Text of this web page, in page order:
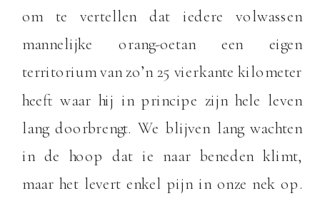
om te vertellen dat iedere volwassen
mannelijke orang-oetan een eigen
territorium van zo’n 25 vierkante kilometer
heeft waar hij in principe zijn hele leven
lang doorbrengt. We blijven lang wachten
in de hoop dat ie naar beneden klimt,
maar het levert enkel pijn in onze nek op.